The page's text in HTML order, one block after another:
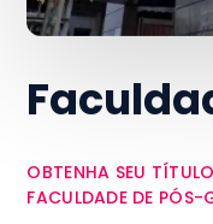
OBTENHA SEU
FACULDADE DE